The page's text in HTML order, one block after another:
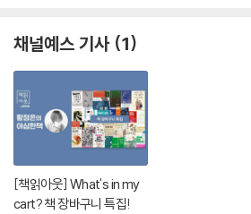
트가 돌아올 지구를 지키기 위해서.
Epilogue. 토요일, 당신에게
충돌이 있은 지 6개월. 지구상의 누군가가 달
데리러 가겠습니다.”
채널예스 기사 1
[책읽아웃] What's in my
cart? 책 장바구니 특집!